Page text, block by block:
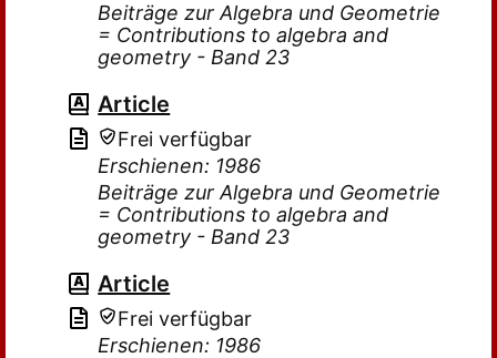
Beiträge zur Algebra und Geometrie
= Contributions to algebra and
geometry - Band 23
Article
Frei verfügbar
Erschienen: 1986
Beiträge zur Algebra und Geometrie
= Contributions to algebra and
geometry - Band 23
Article
Frei verfügbar
Erschienen: 1986